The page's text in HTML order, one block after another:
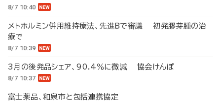
8/7 10:40
メトホルミン併用維持療法、先進Bで審議 初発膠芽腫の治
療で
8/7 10:39
3月の後発品シェア、90.4％に微減 協会けんぽ
8/7 10:37
富士薬品、和泉市と包括連携協定